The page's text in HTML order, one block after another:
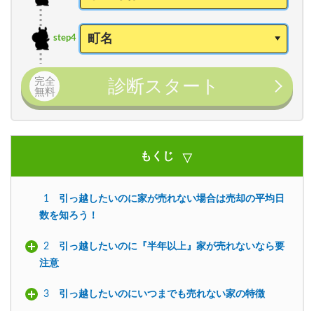
step4
完全
無料
診断スタート
もくじ
1
引っ越したいのに家が売れない場合は売却の平均日
数を知ろう！
2
引っ越したいのに『半年以上』家が売れないなら要
注意
3 引っ越したいのにいつまでも売れない家の特徴